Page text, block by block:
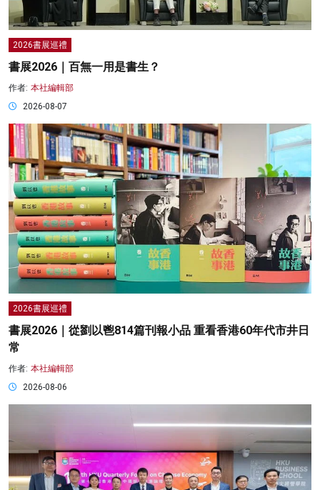
2026書展巡禮
書展2026｜百無一用是書生？
作者: 本社編輯部
2026-08-07
2026書展巡禮
書展2026｜從劉以鬯814篇刊報小品 重看香港60年代市井日
常
作者: 本社編輯部
2026-08-06